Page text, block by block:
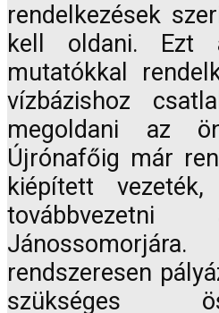
rendelkezések
kell oldani. Ezt
mutatókkal
vízbázishoz
megoldani az
Újrónafőig már
kiépített
rendszeresen
szükséges